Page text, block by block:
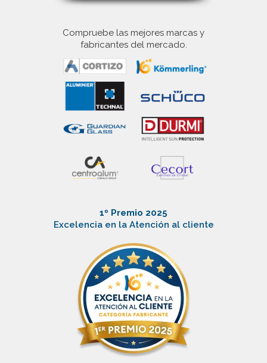
Compruebe las mejores marcas y
fabricantes del mercado.
1º Premio 2025
Excelencia en la Atención al cliente